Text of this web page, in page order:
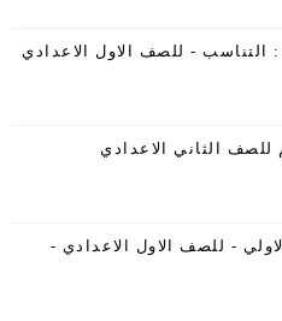
للصف الثاني الاعدادي
- للصف الاول الاعدادي -